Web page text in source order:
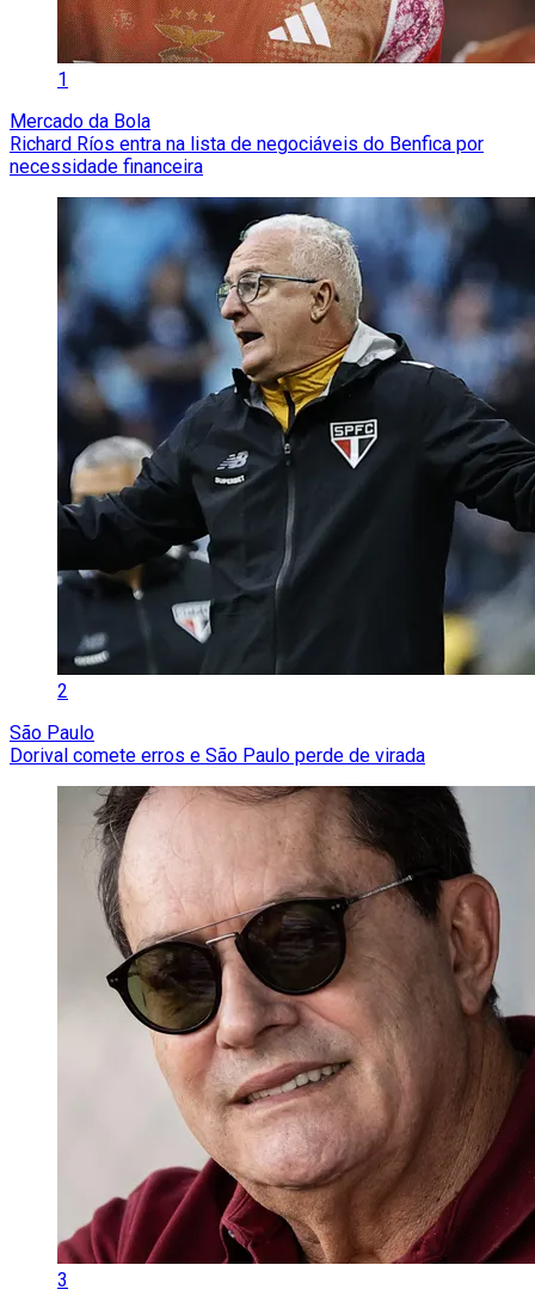
1
Mercado da Bola
Richard Ríos entra na lista de negociáveis do Benfica por
necessidade financeira
2
São Paulo
Dorival comete erros e São Paulo perde de virada
3